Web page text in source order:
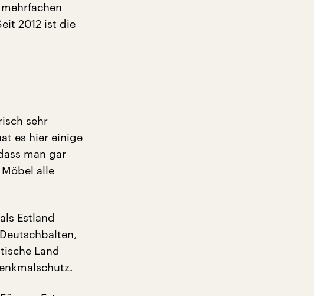
2012 ist die
sehr
es hier einige
man gar
alle
Estland
Land